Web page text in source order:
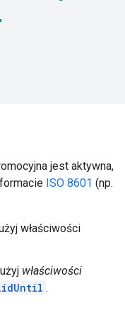
jest aktywna,
ISO 8601 (np.
właściwości
użyj właściwości
.